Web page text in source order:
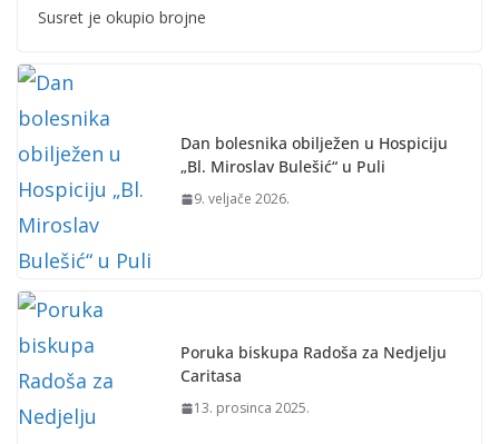
Susret je okupio brojne
Dan bolesnika obilježen u Hospiciju
„Bl. Miroslav Bulešić“ u Puli
9. veljače 2026.
Poruka biskupa Radoša za Nedjelju
Caritasa
13. prosinca 2025.